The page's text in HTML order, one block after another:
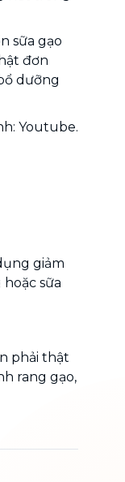
sữa gạo
đơn
dưỡng
Youtube.
giảm
sữa
phải thật
rang gạo,